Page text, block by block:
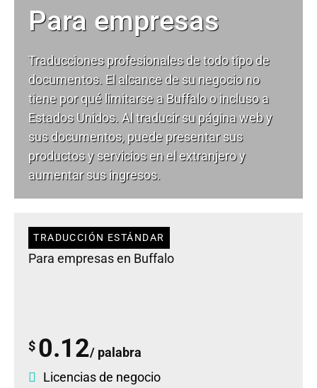
Para empresas
Traducciones profesionales de todo tipo de
documentos. El alcance de su negocio no
tiene por qué limitarse a Buffalo o incluso a
Estados Unidos. Al traducir su página web y
sus documentos, puede presentar sus
productos y servicios en el extranjero y
aumentar sus ingresos.
TRADUCCIÓN ESTÁNDAR
Para empresas en Buffalo
$ 0.12/ palabra
Licencias de negocio